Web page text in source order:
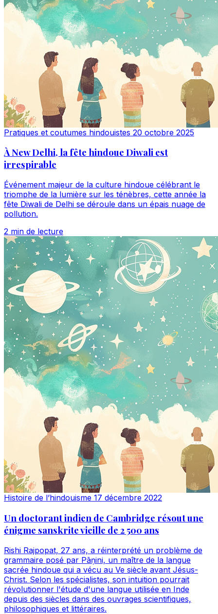
Pratiques et coutumes hindouistes 20 octobre 2025
À New Delhi, la fête hindoue Diwali est
irrespirable
Événement majeur de la culture hindoue célébrant le
triomphe de la lumière sur les ténèbres, cette année la
fête Diwali de Delhi se déroule dans un épais nuage de
pollution.
2 min de lecture
Histoire de l’hindouisme 17 décembre 2022
Un doctorant indien de Cambridge résout une
énigme sanskrite vieille de 2 500 ans
Rishi Rajpopat, 27 ans, a réinterprété un problème de
grammaire posé par Pāṇini, un maître de la langue
sacrée hindoue qui a vécu au Ve siècle avant Jésus-
Christ. Selon les spécialistes, son intuition pourrait
révolutionner l'étude d'une langue utilisée en Inde
depuis des siècles dans des ouvrages scientifiques,
philosophiques et littéraires.